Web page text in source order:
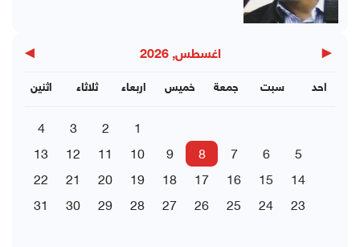
◀ اغسطس, 2026 ▶
اثنين ثلاثاء اربعاء خميس جمعة سبت احد
1
2
3
4
5
6
7
8
9
10
11
12
13
14
15
16
17
18
19
20
21
22
23
24
25
26
27
28
29
30
31